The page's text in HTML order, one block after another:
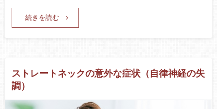
続きを読む
ストレートネックの意外な症状（自律神経の失
調）